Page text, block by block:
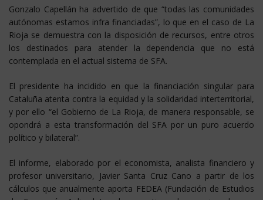
Gonzalo Capellán ha advertido de que “todas las comunidades
autónomas estamos infra financiadas”, lo que en el caso de La
Rioja se demuestra con la disposición de recursos, entre otros
los destinados para atender la dependencia que no está
contemplada en el actual sistema de SFA.
El presidente ha incidido en que la financiación singular para
Cataluña atenta contra la equidad y la solidaridad interterritorial,
y por ello “el Gobierno de La Rioja, de manera responsable, se
opondrá a esta transformación del SFA por un puro acuerdo
político y bilateral”.
El informe, elaborado por el economista, analista financiero y
profesor universitario, Javier Santa Cruz Cano a partir de los
cálculos que anualmente aporta FEDEA (Fundación de Estudios